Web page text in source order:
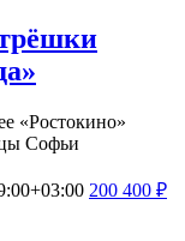
«Ростокино»
Софьи
200 400 ₽